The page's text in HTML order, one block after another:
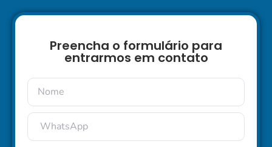
Preencha o formulário para
entrarmos em contato